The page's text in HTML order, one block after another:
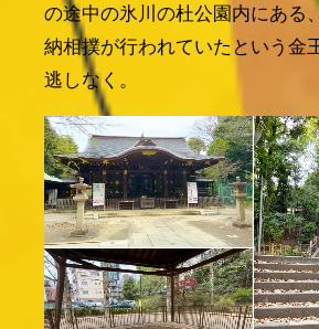
の途中の氷川の杜公園内にある
納相撲が行われていたという金
逃しなく。